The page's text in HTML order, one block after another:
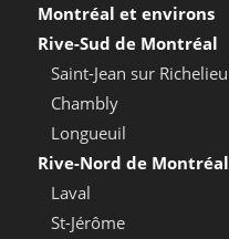
Montréal et environs
Rive-Sud de Montréal
Saint-Jean sur Richelieu
Chambly
Longueuil
Rive-Nord de Montréal
Laval
St-Jérôme